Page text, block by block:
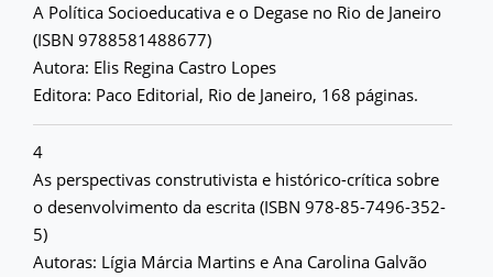
A Política Socioeducativa e o Degase no Rio de Janeiro
(ISBN 9788581488677)
Autora: Elis Regina Castro Lopes
Editora: Paco Editorial, Rio de Janeiro, 168 páginas.
4
As perspectivas construtivista e histórico-crítica sobre
o desenvolvimento da escrita (ISBN 978-85-7496-352-
5)
Autoras: Lígia Márcia Martins e Ana Carolina Galvão